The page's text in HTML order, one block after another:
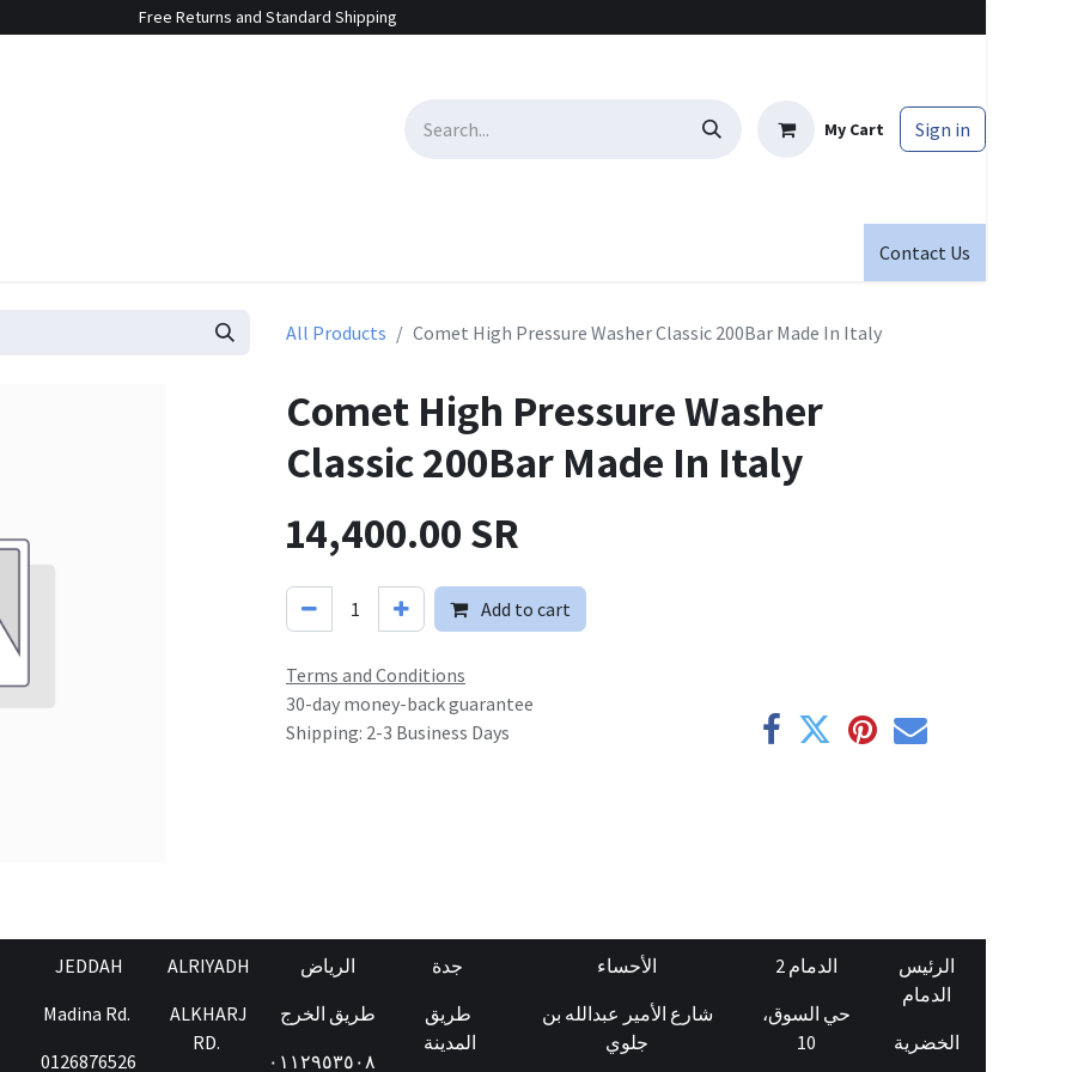
Free Returns and Standard Shipping
My Cart Sign in
Contact Us
All Products Comet High Pressure Washer Classic 200Bar Made In Italy
Comet High Pressure Washer
Classic 200Bar Made In Italy
14,400.00SR
Add to cart
Terms and Conditions
30-day money-back guarantee
Shipping: 2-3 Business Days
الرئيس
الدمام
الخضرية
الدمام 2
حي السوق،
10
الأحساء
شارع الأمير عبدالله بن
جلوي
جدة
طريق
المدينة
الرياض
طريق الخرج
٠١١٢٩٥٣٥٠٨
ALRIYADH
ALKHARJ
RD.
JEDDAH
Madina Rd.
0126876526